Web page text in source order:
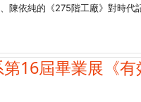
陳依純的《275階工廠》對時代
16屆畢業展《